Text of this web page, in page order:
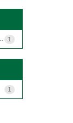
1
1